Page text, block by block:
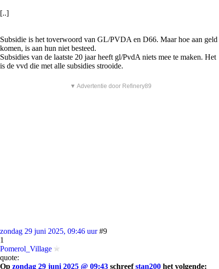
[..]
Subsidie is het toverwoord van GL/PVDA en D66. Maar hoe aan geld
komen, is aan hun niet besteed.
Subsidies van de laatste 20 jaar heeft gl/PvdA niets mee te maken. Het
is de vvd die met alle subsidies strooide.
▼ Advertentie door Refinery89
zondag 29 juni 2025, 09:46 uur #9
1
Pomerol_Village
quote:
Op zondag 29 juni 2025 @ 09:43 schreefstan200 het volgende: